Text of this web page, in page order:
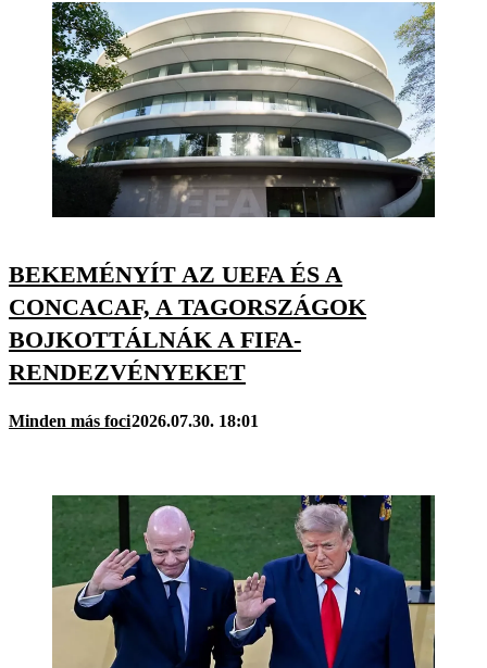
BEKEMÉNYÍT AZ UEFA ÉS A
CONCACAF, A TAGORSZÁGOK
BOJKOTTÁLNÁK A FIFA-
RENDEZVÉNYEKET
Minden más foci2026.07.30. 18:01